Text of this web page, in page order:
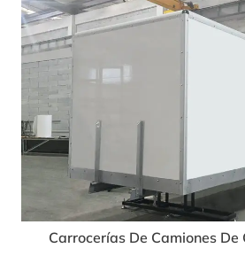
Carrocerías De Camiones De